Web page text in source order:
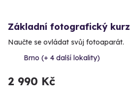
Základní fotografický kurz
Naučte se ovládat svůj fotoaparát.
Brno (+ 4 další lokality)
2 990 Kč